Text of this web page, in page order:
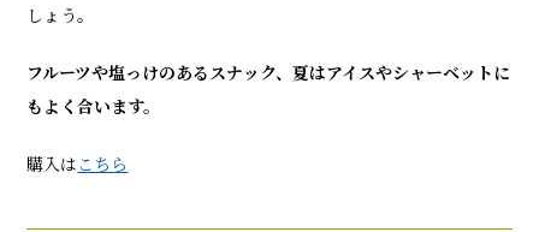
しょう。
フルーツや塩っけのあるスナック、夏はアイスやシャーベットに
もよく合います。
購入は こちら